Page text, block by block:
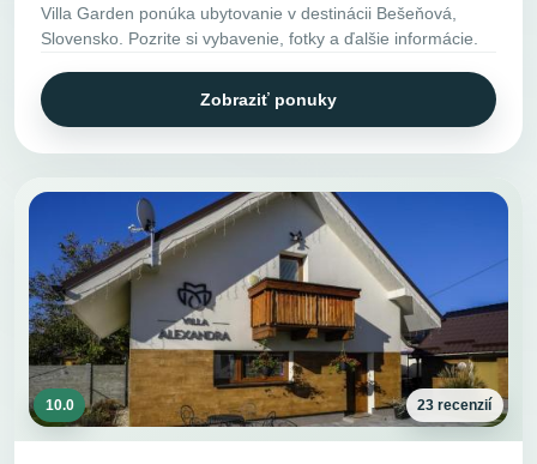
Villa Garden ponúka ubytovanie v destinácii Bešeňová,
Slovensko. Pozrite si vybavenie, fotky a ďalšie informácie.
Zobraziť ponuky
10.0 23 recenzií